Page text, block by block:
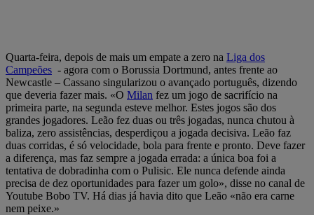
Quarta-feira, depois de mais um empate a zero na Liga dos
Campeões - agora com o Borussia Dortmund, antes frente ao
Newcastle – Cassano singularizou o avançado português, dizendo
que deveria fazer mais. «O Milan fez um jogo de sacrifício na
primeira parte, na segunda esteve melhor. Estes jogos são dos
grandes jogadores. Leão fez duas ou três jogadas, nunca chutou à
baliza, zero assistências, desperdiçou a jogada decisiva. Leão faz
duas corridas, é só velocidade, bola para frente e pronto. Deve fazer
a diferença, mas faz sempre a jogada errada: a única boa foi a
tentativa de dobradinha com o Pulisic. Ele nunca defende ainda
precisa de dez oportunidades para fazer um golo», disse no canal de
Youtube Bobo TV. Há dias já havia dito que Leão «não era carne
nem peixe.»